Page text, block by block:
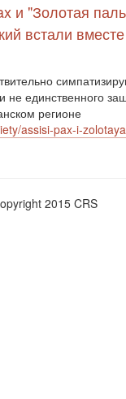
и "Золотая
встали
не единственного
регионе
assisi-pax-i-
2015 CRS